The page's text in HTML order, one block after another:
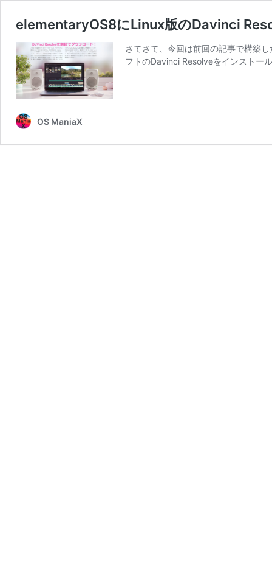
elementaryOS8にLinux版のDavinci
さてさて、今回は前回の記事で構築
フトのDavinci Resolveをインストー
OS ManiaX